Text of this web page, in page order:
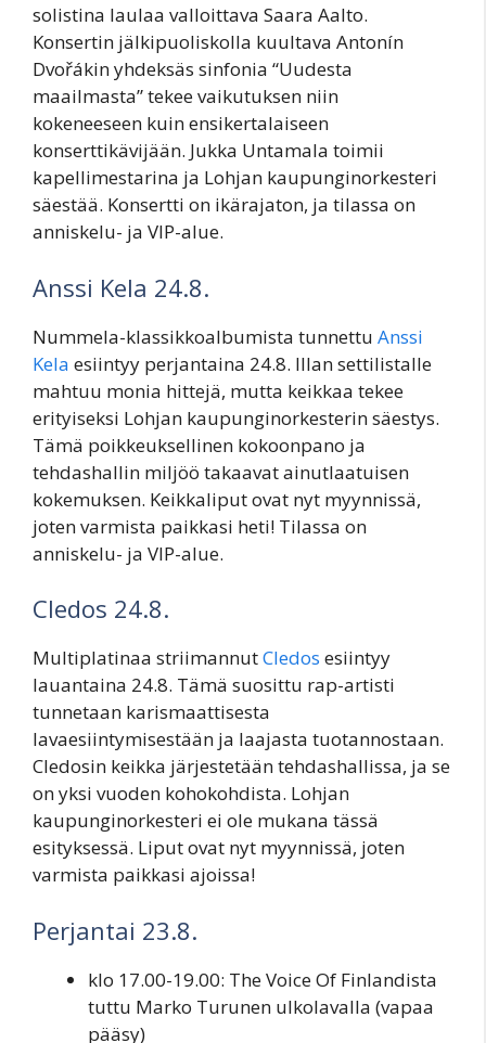
solistina laulaa valloittava Saara Aalto.
Konsertin jälkipuoliskolla kuultava Antonín
Dvořákin yhdeksäs sinfonia “Uudesta
maailmasta” tekee vaikutuksen niin
kokeneeseen kuin ensikertalaiseen
konserttikävijään. Jukka Untamala toimii
kapellimestarina ja Lohjan kaupunginorkesteri
säestää. Konsertti on ikärajaton, ja tilassa on
anniskelu- ja VIP-alue.
Anssi Kela 24.8.
Nummela-klassikkoalbumista tunnettu Anssi
Kela esiintyy perjantaina 24.8. Illan settilistalle
mahtuu monia hittejä, mutta keikkaa tekee
erityiseksi Lohjan kaupunginorkesterin säestys.
Tämä poikkeuksellinen kokoonpano ja
tehdashallin miljöö takaavat ainutlaatuisen
kokemuksen. Keikkaliput ovat nyt myynnissä,
joten varmista paikkasi heti! Tilassa on
anniskelu- ja VIP-alue.
Cledos 24.8.
Multiplatinaa striimannutCledos esiintyy
lauantaina 24.8. Tämä suosittu rap-artisti
tunnetaan karismaattisesta
lavaesiintymisestään ja laajasta tuotannostaan.
Cledosin keikka järjestetään tehdashallissa, ja se
on yksi vuoden kohokohdista. Lohjan
kaupunginorkesteri ei ole mukana tässä
esityksessä. Liput ovat nyt myynnissä, joten
varmista paikkasi ajoissa!
Perjantai 23.8.
klo 17.00-19.00: The Voice Of Finlandista
tuttu Marko Turunen ulkolavalla (vapaa
pääsy)